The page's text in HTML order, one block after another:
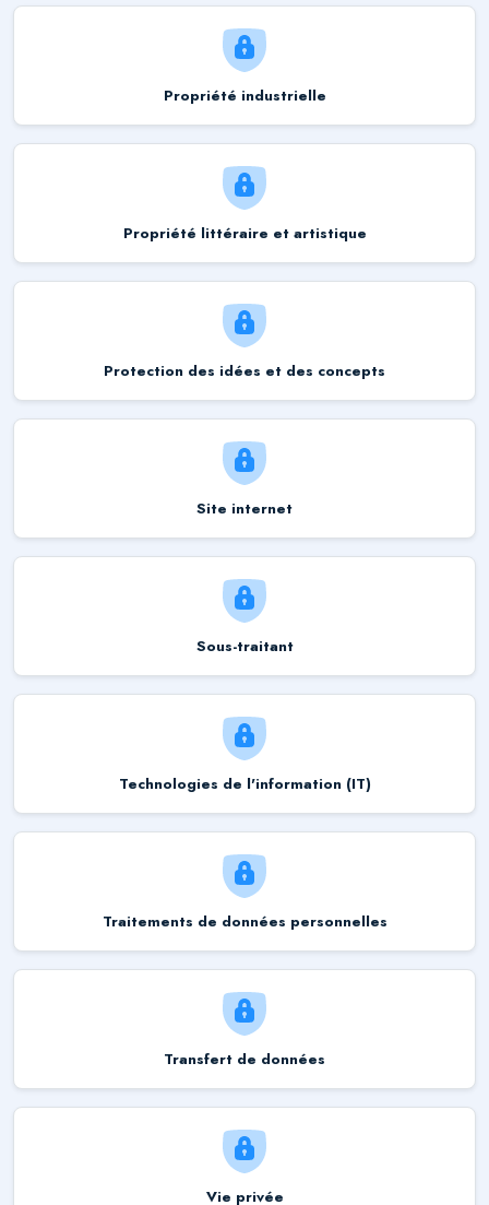
Propriété industrielle
Propriété littéraire et artistique
Protection des idées et des concepts
Site internet
Sous-traitant
Technologies de l'information (IT)
Traitements de données personnelles
Transfert de données
Vie privée